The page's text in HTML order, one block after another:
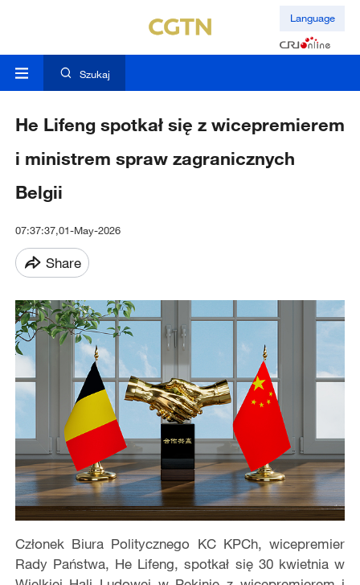
Language
Szukaj
He Lifeng spotkał się z wicepremierem
i ministrem spraw zagranicznych
Belgii
07:37:37,01-May-2026
Share
Członek Biura Politycznego KC KPCh, wicepremier
Rady Państwa, He Lifeng, spotkał się 30 kwietnia w